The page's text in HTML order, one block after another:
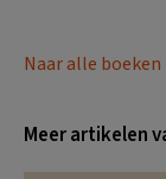
Naar alle boeken
Meer artikelen